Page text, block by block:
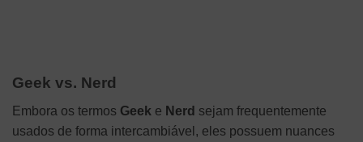
Geek vs. Nerd
Embora os termos Geek e Nerd sejam frequentemente
usados de forma intercambiável, eles possuem nuances